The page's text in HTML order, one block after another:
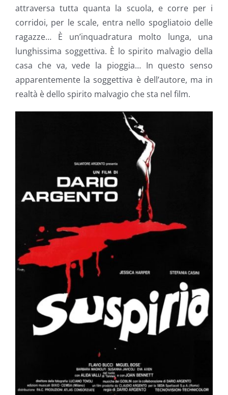
attraversa tutta quanta la scuola, e corre per i
corridoi, per le scale, entra nello spogliatoio delle
ragazze… È un’inquadratura molto lunga, una
lunghissima soggettiva. È lo spirito malvagio della
casa che va, vede la pioggia… In questo senso
apparentemente la soggettiva è dell’autore, ma in
realtà è dello spirito malvagio che sta nel film.